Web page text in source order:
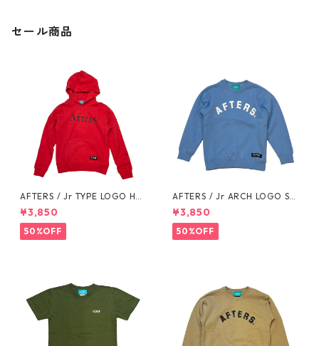
セール商品
AFTERS / Jr TYPE LOGO HO
ODIE
¥3,850
50%OFF
AFTERS / Jr ARCH LOGO SW
EAT
¥3,850
50%OFF